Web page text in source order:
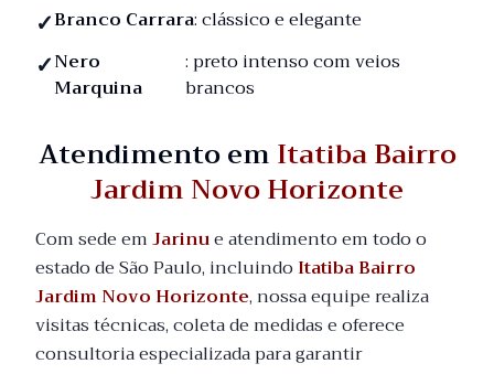
Branco Carrara: clássico e elegante
Nero
Marquina
: preto intenso com veios
brancos
Atendimento emItatiba Bairro
Jardim Novo Horizonte
Com sede emJarinue atendimento em todo o
estado de São Paulo, incluindo Itatiba Bairro
Jardim Novo Horizonte, nossa equipe realiza
visitas técnicas, coleta de medidas e oferece
consultoria especializada para garantir